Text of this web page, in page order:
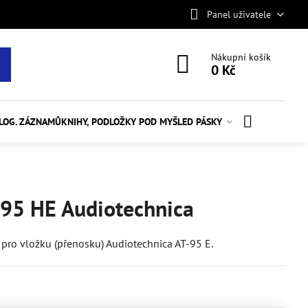
Panel uživatele
Nákupní košík
0 Kč
ZÁZNAMŮKNIHY, PODLOŽKY POD MYŠLED PÁSKY
HE Audiotechnica
vložku (přenosku) Audiotechnica AT-95 E.